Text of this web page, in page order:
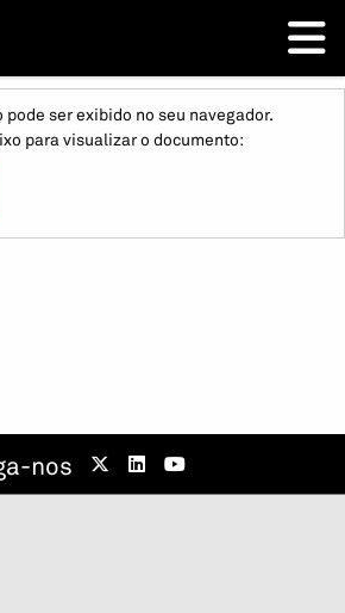
pode ser exibido no seu navegador.
para visualizar o documento:
nos